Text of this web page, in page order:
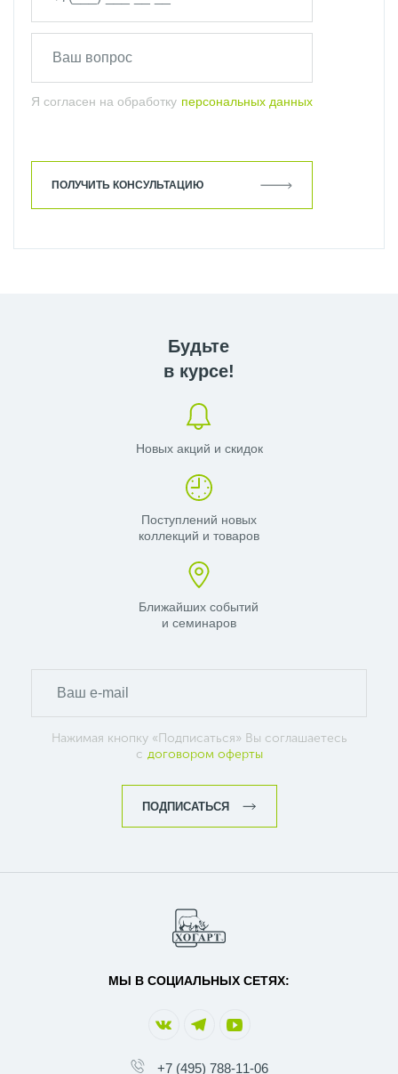
Я согласен на обработку персональных данных
ПОЛУЧИТЬ КОНСУЛЬТАЦИЮ
Будьте
в курсе!
Новых акций и скидок
Поступлений новых
коллекций и товаров
Ближайших событий
и семинаров
Нажимая кнопку «Подписаться» Вы соглашаетесь
с договором оферты
ПОДПИСАТЬСЯ
МЫ В СОЦИАЛЬНЫХ СЕТЯХ:
+7 (495) 788-11-06